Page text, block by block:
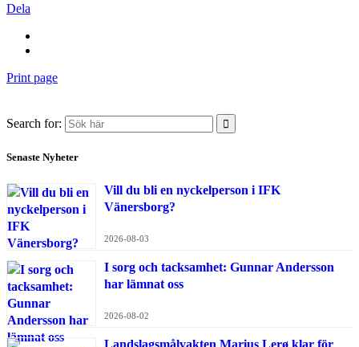
Dela
Print page
Search for:
Senaste Nyheter
Vill du bli en nyckelperson i IFK
Vänersborg?
2026-08-03
I sorg och tacksamhet: Gunnar Andersson
har lämnat oss
2026-08-02
Landslagsmålvakten Marius Lerø klar för